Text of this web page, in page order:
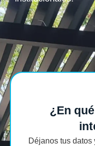
¿En
Déjanos tus